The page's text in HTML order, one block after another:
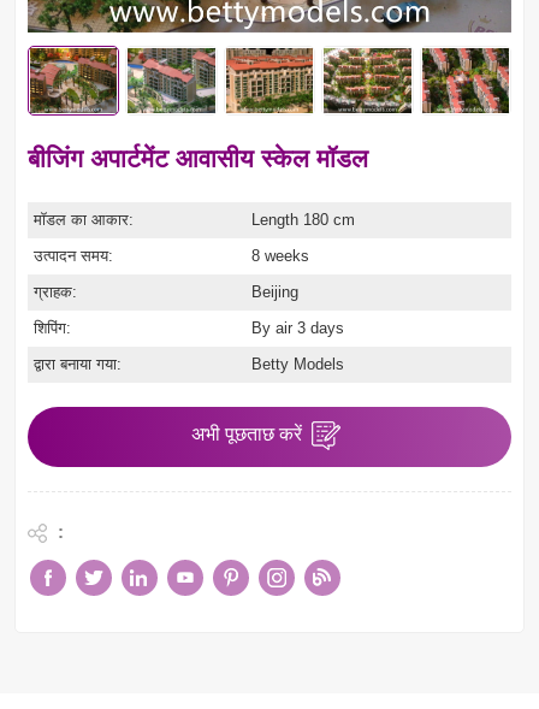
बीजिंग अपार्टमेंट आवासीय स्केल मॉडल
मॉडल का आकार:
Length 180 cm
उत्पादन समय:
8 weeks
ग्राहक:
Beijing
शिपिंग:
By air 3 days
द्वारा बनाया गया:
Betty Models
अभी पूछताछ करें
: